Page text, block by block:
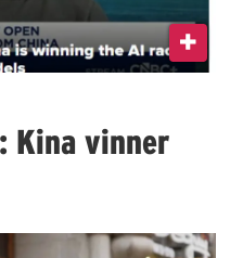
Kina vinner